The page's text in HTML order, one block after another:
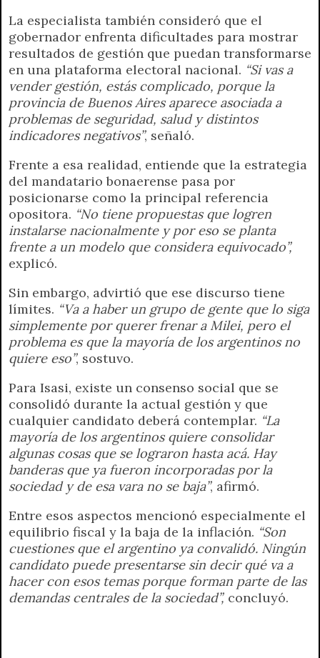
La especialista también consideró que el
gobernador enfrenta dificultades para mostrar
resultados de gestión que puedan transformarse
en una plataforma electoral nacional. “Si vas a
vender gestión, estás complicado, porque la
provincia de Buenos Aires aparece asociada a
problemas de seguridad, salud y distintos
indicadores negativos”, señaló.
Frente a esa realidad, entiende que la estrategia
del mandatario bonaerense pasa por
posicionarse como la principal referencia
opositora. “No tiene propuestas que logren
instalarse nacionalmente y por eso se planta
frente a un modelo que considera equivocado”,
explicó.
Sin embargo, advirtió que ese discurso tiene
límites. “Va a haber un grupo de gente que lo siga
simplemente por querer frenar a Milei, pero el
problema es que la mayoría de los argentinos no
quiere eso”, sostuvo.
Para Isasi, existe un consenso social que se
consolidó durante la actual gestión y que
cualquier candidato deberá contemplar. “La
mayoría de los argentinos quiere consolidar
algunas cosas que se lograron hasta acá. Hay
banderas que ya fueron incorporadas por la
sociedad y de esa vara no se baja”, afirmó.
Entre esos aspectos mencionó especialmente el
equilibrio fiscal y la baja de la inflación. “Son
cuestiones que el argentino ya convalidó. Ningún
candidato puede presentarse sin decir qué va a
hacer con esos temas porque forman parte de las
demandas centrales de la sociedad”, concluyó.